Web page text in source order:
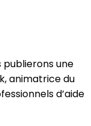
publierons une
animatrice du
d’aide